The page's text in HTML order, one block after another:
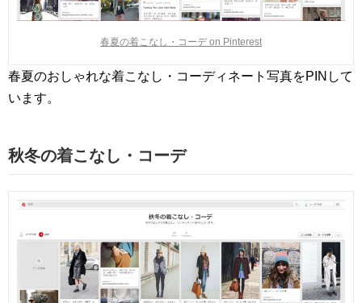
春夏の着こなし・コーデ on Pinterest
春夏のおしゃれな着こなし・コーディネート写真をPINして
います。
秋冬の着こなし・コーデ